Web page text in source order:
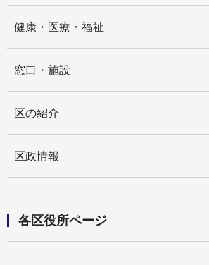
健康・医療・福祉
窓口・施設
区の紹介
区政情報
各区役所ページ